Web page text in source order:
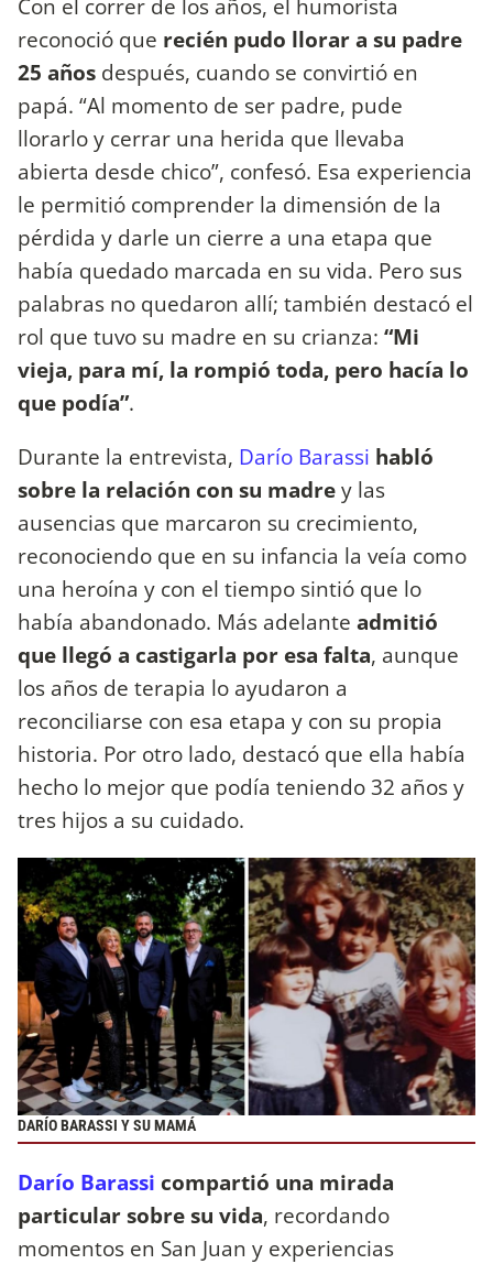
Con el correr de los años, el humorista
reconoció que recién pudo llorar a su padre
25 años después, cuando se convirtió en
papá. “Al momento de ser padre, pude
llorarlo y cerrar una herida que llevaba
abierta desde chico”, confesó. Esa experiencia
le permitió comprender la dimensión de la
pérdida y darle un cierre a una etapa que
había quedado marcada en su vida. Pero sus
palabras no quedaron allí; también destacó el
rol que tuvo su madre en su crianza: “Mi
vieja, para mí, la rompió toda, pero hacía lo
que podía”.
Durante la entrevista, Darío Barassi habló
sobre la relación con su madrey las
ausencias que marcaron su crecimiento,
reconociendo que en su infancia la veía como
una heroína y con el tiempo sintió que lo
había abandonado. Más adelante admitió
que llegó a castigarla por esa falta, aunque
los años de terapia lo ayudaron a
reconciliarse con esa etapa y con su propia
historia. Por otro lado, destacó que ella había
hecho lo mejor que podía teniendo 32 años y
tres hijos a su cuidado.
DARÍO BARASSI Y SU MAMÁ
Darío Barassi compartió una mirada
particular sobre su vida, recordando
momentos en San Juan y experiencias